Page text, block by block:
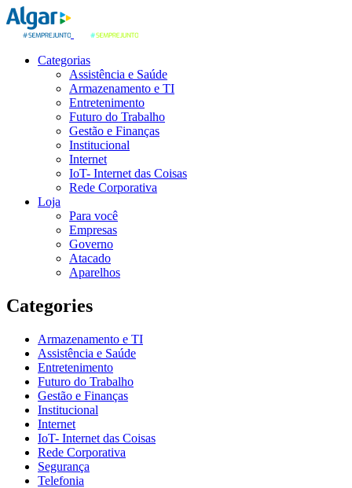
Categorias
Assistência e Saúde
Armazenamento e TI
Entretenimento
Futuro do Trabalho
Gestão e Finanças
Institucional
Internet
IoT- Internet das Coisas
Rede Corporativa
Loja
Para você
Empresas
Governo
Atacado
Aparelhos
Categories
Armazenamento e TI
Assistência e Saúde
Entretenimento
Futuro do Trabalho
Gestão e Finanças
Institucional
Internet
IoT- Internet das Coisas
Rede Corporativa
Segurança
Telefonia